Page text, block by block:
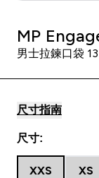
MP
男士拉鍊口袋
尺寸指南
尺寸:
XXS XS